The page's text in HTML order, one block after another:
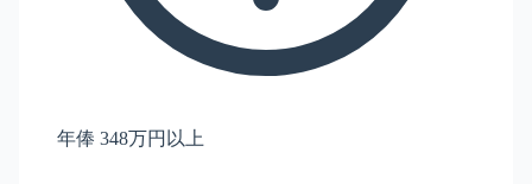
年俸 348万円以上